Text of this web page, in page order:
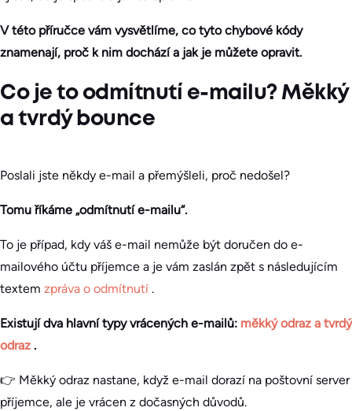
V této příručce vám vysvětlíme, co tyto chybové kódy
znamenají, proč k nim dochází a jak je můžete opravit.
Co je to odmítnutí e-mailu? Měkký
a tvrdý bounce
Poslali jste někdy e-mail a přemýšleli, proč nedošel?
Tomu říkáme „odmítnutí e-mailu“.
To je případ, kdy váš e-mail nemůže být doručen do e-
mailového účtu příjemce a je vám zaslán zpět s následujícím
textem zpráva o odmítnutí .
Existují dva hlavní typy vrácených e-mailů: měkký odraz a tvrdý
odraz .
👉 Měkký odraz nastane, když e-mail dorazí na poštovní server
příjemce, ale je vrácen z dočasných důvodů.